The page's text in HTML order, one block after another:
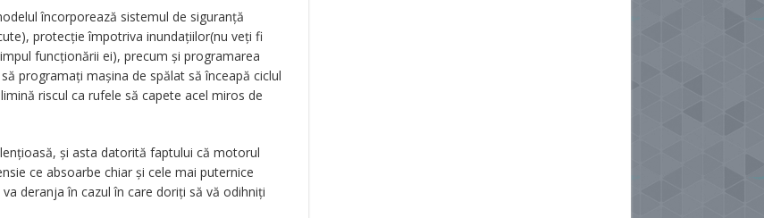
încorporează sistemul de siguranță
protecție împotriva inundațiilor(nu veți fi
funcționării ei), precum și programarea
programați mașina de spălat să înceapă ciclul
riscul ca rufele să capete acel miros de
și asta datorită faptului că motorul
ce absoarbe chiar și cele mai puternice
deranja în cazul în care doriți să vă odihniți